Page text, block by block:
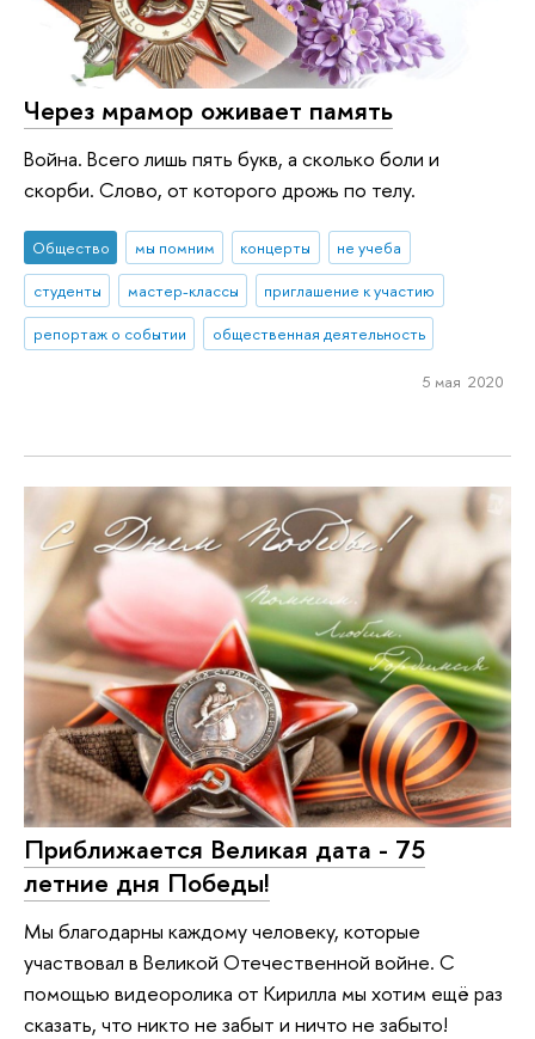
Через мрамор оживает память
Война. Всего лишь пять букв, а сколько боли и
скорби. Слово, от которого дрожь по телу.
Общество мы помним концерты
не учеба
студенты
мастер-классы
приглашение к участию
репортаж о событии
общественная деятельность
5 мая 2020
Приближается Великая дата - 75
летние дня Победы!
Мы благодарны каждому человеку, которые
участвовал в Великой Отечественной войне. С
помощью видеоролика от Кирилла мы хотим ещё раз
сказать, что никто не забыт и ничто не забыто!